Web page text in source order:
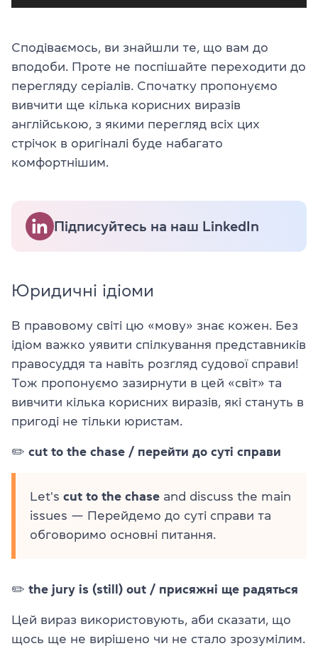
Сподіваємось, ви знайшли те, що вам до
вподоби. Проте не поспішайте переходити до
перегляду серіалів. Спочатку пропонуємо
вивчити ще кілька корисних виразів
англійською, з якими перегляд всіх цих
стрічок в оригіналі буде набагато
комфортнішим.
Підписуйтесь на наш LinkedIn
Юридичні ідіоми
В правовому світі цю «мову» знає кожен. Без
ідіом важко уявити спілкування представників
правосуддя та навіть розгляд судової справи!
Тож пропонуємо зазирнути в цей «світ» та
вивчити кілька корисних виразів, які стануть в
пригоді не тільки юристам.
✏️ cut to the chase / перейти до суті справи
Let's cut to the chase and discuss the main
issues — Перейдемо до суті справи та
обговоримо основні питання.
✏️ the jury is (still) out / присяжні ще радяться
Цей вираз використовують, аби сказати, що
щось ще не вирішено чи не стало зрозумілим.